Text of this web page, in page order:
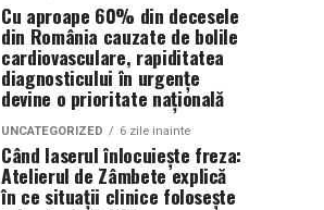
Cu aproape 60% din decesele
din România cauzate de bolile
cardiovasculare, rapiditatea
diagnosticului în urgențe
devine o prioritate națională
UNCATEGORIZED 6 zile inainte
Când laserul înlocuiește freza:
Atelierul de Zâmbete explică
în ce situații clinice folosește